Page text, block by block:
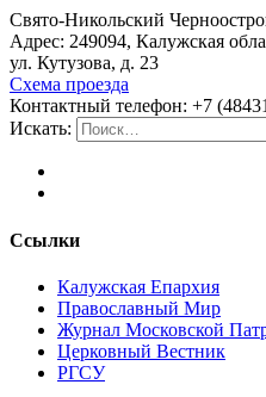
Свято-Никольский
Адрес: 249094, Калужская
ул. Кутузова, д. 23
Схема проезда
Контактный телефон: +7
Искать:
Ссылки
Калужская Епархия
Православный Мир
Журнал Московской
Церковный Вестник
РГСУ